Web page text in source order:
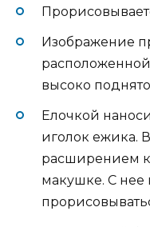
Изображение
расположенной
высоко
Елочкой
иголок ежика.
расширением
макушке. С нее